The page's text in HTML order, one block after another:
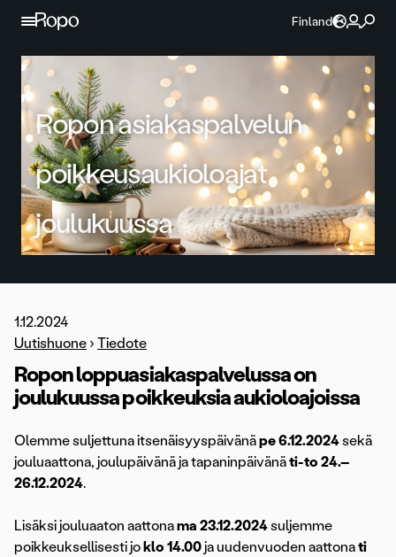
Jatka sisältöön
Finland
Ropon asiakaspalvelun
poikkeusaukioloajat
joulukuussa
1.12.2024
Uutishuone › Tiedote
Ropon loppuasiakaspalvelussa on
joulukuussa poikkeuksia aukioloajoissa
Olemme suljettuna itsenäisyyspäivänäpe 6.12.2024sekä
jouluaattona, joulupäivänä ja tapaninpäivänäti-to 24.–
26.12.2024.
Lisäksi jouluaaton aattonama 23.12.2024suljemme
poikkeuksellisesti jo klo 14.00ja uudenvuoden aattonati